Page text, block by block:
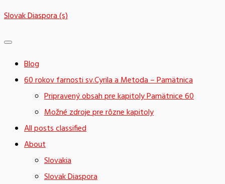
Skip
content
Slovak Diaspora (s)
Blog
60 rokov farnosti sv.Cyrila a Metoda – Pamätnica
Pripravený obsah pre kapitoly Pamätnice 60
Možné zdroje pre rôzne kapitoly
All posts classified
About
Slovakia
Slovak Diaspora